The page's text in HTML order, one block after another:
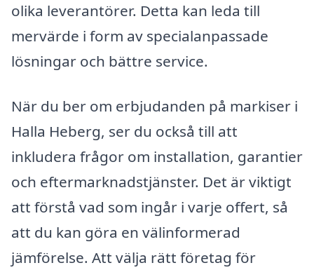
olika leverantörer. Detta kan leda till
mervärde i form av specialanpassade
lösningar och bättre service.
När du ber om erbjudanden på markiser i
Halla Heberg, ser du också till att
inkludera frågor om installation, garantier
och eftermarknadstjänster. Det är viktigt
att förstå vad som ingår i varje offert, så
att du kan göra en välinformerad
jämförelse. Att välja rätt företag för